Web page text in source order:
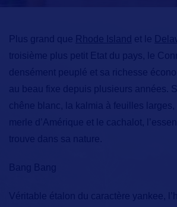
Plus grand que Rhode Island et le
troisième plus petit Etat du pays, le
densément peuplé et sa richesse
au beau fixe depuis plusieurs années.
chêne blanc, la kalmia à feuilles
merle d’Amérique et le cachalot,
trouve dans sa nature.
Véritable étalon du caractère yankee